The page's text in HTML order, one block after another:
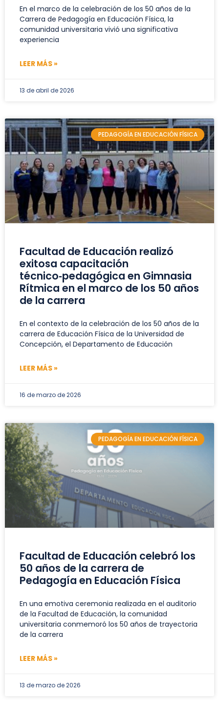
En el marco de la celebración de los 50 años de la
Carrera de Pedagogía en Educación Física, la
comunidad universitaria vivió una significativa
experiencia
LEER MÁS »
13 de abril de 2026
PEDAGOGÍA EN EDUCACIÓN FÍSICA
Facultad de Educación realizó
exitosa capacitación
técnico‑pedagógica en Gimnasia
Rítmica en el marco de los 50 años
de la carrera
En el contexto de la celebración de los 50 años de la
carrera de Educación Física de la Universidad de
Concepción, el Departamento de Educación
LEER MÁS »
16 de marzo de 2026
PEDAGOGÍA EN EDUCACIÓN FÍSICA
Facultad de Educación celebró los
50 años de la carrera de
Pedagogía en Educación Física
En una emotiva ceremonia realizada en el auditorio
de la Facultad de Educación, la comunidad
universitaria conmemoró los 50 años de trayectoria
de la carrera
LEER MÁS »
13 de marzo de 2026